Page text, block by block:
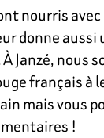
nourris
donne
Janzé, nous
français à
mais vous
!